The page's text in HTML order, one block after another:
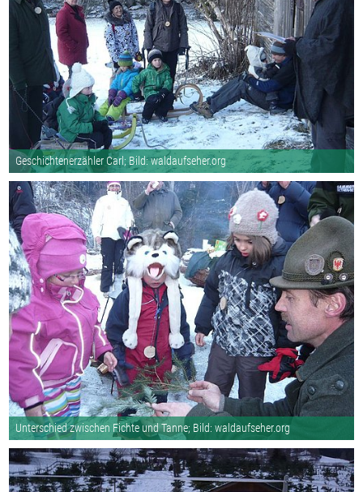
Geschichtenerzähler Carl; Bild: waldaufseher.org
Unterschied zwischen Fichte und Tanne; Bild: waldaufseher.org